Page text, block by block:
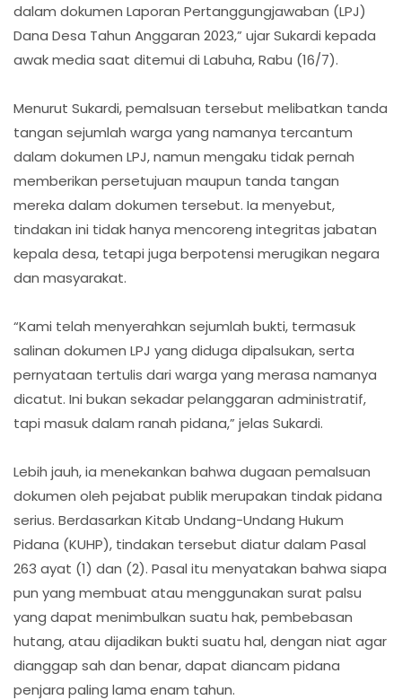
dalam dokumen Laporan Pertanggungjawaban (LPJ)
Dana Desa Tahun Anggaran 2023,” ujar Sukardi kepada
awak media saat ditemui di Labuha, Rabu (16/7).
Menurut Sukardi, pemalsuan tersebut melibatkan tanda
tangan sejumlah warga yang namanya tercantum
dalam dokumen LPJ, namun mengaku tidak pernah
memberikan persetujuan maupun tanda tangan
mereka dalam dokumen tersebut. Ia menyebut,
tindakan ini tidak hanya mencoreng integritas jabatan
kepala desa, tetapi juga berpotensi merugikan negara
dan masyarakat.
“Kami telah menyerahkan sejumlah bukti, termasuk
salinan dokumen LPJ yang diduga dipalsukan, serta
pernyataan tertulis dari warga yang merasa namanya
dicatut. Ini bukan sekadar pelanggaran administratif,
tapi masuk dalam ranah pidana,” jelas Sukardi.
Lebih jauh, ia menekankan bahwa dugaan pemalsuan
dokumen oleh pejabat publik merupakan tindak pidana
serius. Berdasarkan Kitab Undang-Undang Hukum
Pidana (KUHP), tindakan tersebut diatur dalam Pasal
263 ayat (1) dan (2). Pasal itu menyatakan bahwa siapa
pun yang membuat atau menggunakan surat palsu
yang dapat menimbulkan suatu hak, pembebasan
hutang, atau dijadikan bukti suatu hal, dengan niat agar
dianggap sah dan benar, dapat diancam pidana
penjara paling lama enam tahun.